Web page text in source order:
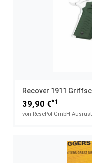
Recover 1911
39,90 €*1
von RescPol GmbH